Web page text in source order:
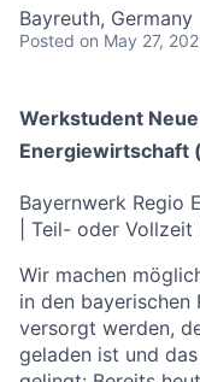
Bayreuth, Germany
Posted on May 27,
Werkstudent
Energiewirtschaft
Bayernwerk Regio
Teil- oder Vollzeit
Wir machen
in den bayerischen
versorgt werden,
geladen ist und